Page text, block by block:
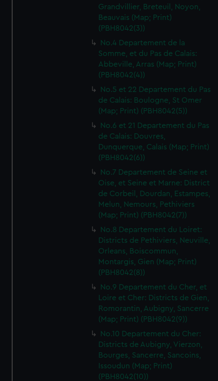
Grandvillier, Breteuil, Noyon,
Beauvais (Map; Print)
(PBH8042(3))
No.4 Departement de la
Somme, et du Pas de Calais:
Abbeville, Arras (Map; Print)
(PBH8042(4))
No.5 et 22 Departement du Pas
de Calais: Boulogne, St Omer
(Map; Print) (PBH8042(5))
No.6 et 21 Departement du Pas
de Calais: Douvres,
Dunquerque, Calais (Map; Print)
(PBH8042(6))
No.7 Departement de Seine et
Oise, et Seine et Marne: District
de Corbeil, Dourdan, Estampes,
Melun, Nemours, Pethiviers
(Map; Print) (PBH8042(7))
No.8 Departement du Loiret:
Districts de Pethiviers, Neuville,
Orleans, Boiscommun,
Montargis, Gien (Map; Print)
(PBH8042(8))
No.9 Departement du Cher, et
Loire et Cher: Districts de Gien,
Romorantin, Aubigny, Sancerre
(Map; Print) (PBH8042(9))
No.10 Departement du Cher:
Districts de Aubigny, Vierzon,
Bourges, Sancerre, Sancoins,
Issoudun (Map; Print)
(PBH8042(10))